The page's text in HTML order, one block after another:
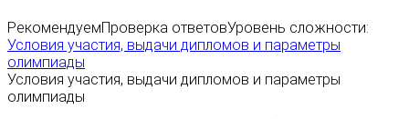
РекомендуемПроверка ответовУровень сложности:
Условия участия, выдачи дипломов и параметры
олимпиады
Условия участия, выдачи дипломов и параметры
олимпиады